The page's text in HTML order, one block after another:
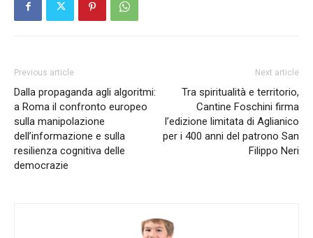
Previous article
Dalla propaganda agli algoritmi:
a Roma il confronto europeo
sulla manipolazione
dell’informazione e sulla
resilienza cognitiva delle
democrazie
Next article
Tra spiritualità e territorio,
Cantine Foschini firma
l’edizione limitata di Aglianico
per i 400 anni del patrono San
Filippo Neri